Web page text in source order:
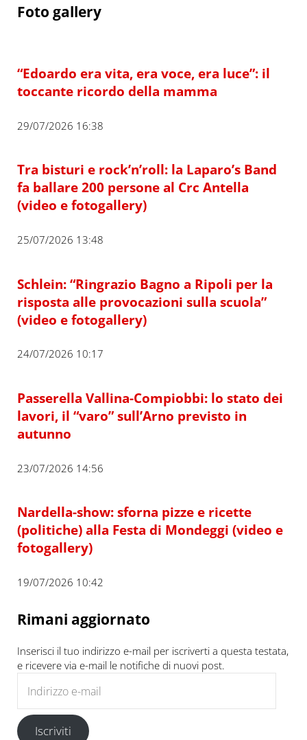
Foto gallery
“Edoardo era vita, era voce, era luce”: il
toccante ricordo della mamma
29/07/2026 16:38
Tra bisturi e rock’n’roll: la Laparo’s Band
fa ballare 200 persone al Crc Antella
(video e fotogallery)
25/07/2026 13:48
Schlein: “Ringrazio Bagno a Ripoli per la
risposta alle provocazioni sulla scuola”
(video e fotogallery)
24/07/2026 10:17
Passerella Vallina-Compiobbi: lo stato dei
lavori, il “varo” sull’Arno previsto in
autunno
23/07/2026 14:56
Nardella-show: sforna pizze e ricette
(politiche) alla Festa di Mondeggi (video e
fotogallery)
19/07/2026 10:42
Rimani aggiornato
Inserisci il tuo indirizzo e-mail per iscriverti a questa testata,
e ricevere via e-mail le notifiche di nuovi post.
Iscriviti